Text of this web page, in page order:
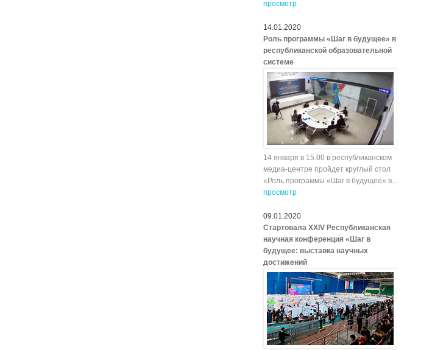
просмотр
14.01.2020
Роль программы «Шаг в будущее» в
республиканской образовательной
системе
14 января в 15.00 в республиканском
медиа-центре пройдет круглый стол
«Роль программы «Шаг в будущее» в...
просмотр
09.01.2020
Стартовала XXIV Республиканская
научная конференция «Шаг в
будущее: выставка научных
достижений